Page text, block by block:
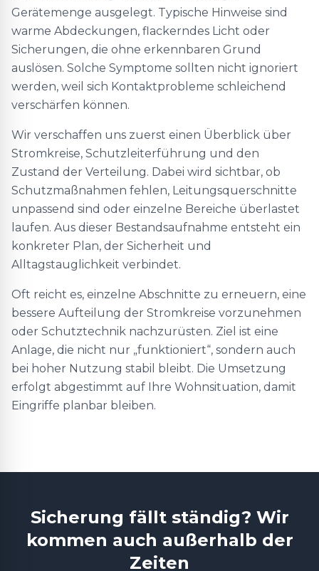
Gerätemenge ausgelegt. Typische Hinweise sind
warme Abdeckungen, flackerndes Licht oder
Sicherungen, die ohne erkennbaren Grund
auslösen. Solche Symptome sollten nicht ignoriert
werden, weil sich Kontaktprobleme schleichend
verschärfen können.
Wir verschaffen uns zuerst einen Überblick über
Stromkreise, Schutzleiterführung und den
Zustand der Verteilung. Dabei wird sichtbar, ob
Schutzmaßnahmen fehlen, Leitungsquerschnitte
unpassend sind oder einzelne Bereiche überlastet
laufen. Aus dieser Bestandsaufnahme entsteht ein
konkreter Plan, der Sicherheit und
Alltagstauglichkeit verbindet.
Oft reicht es, einzelne Abschnitte zu erneuern, eine
bessere Aufteilung der Stromkreise vorzunehmen
oder Schutztechnik nachzurüsten. Ziel ist eine
Anlage, die nicht nur „funktioniert“, sondern auch
bei hoher Nutzung stabil bleibt. Die Umsetzung
erfolgt abgestimmt auf Ihre Wohnsituation, damit
Eingriffe planbar bleiben.
Sicherung fällt ständig? Wir
kommen auch außerhalb der
Zeiten